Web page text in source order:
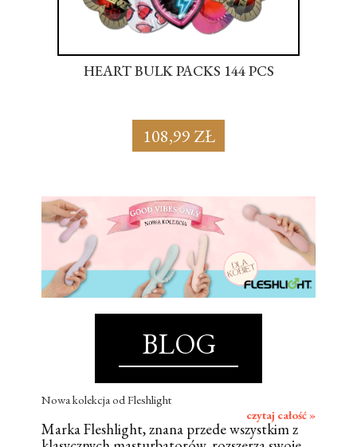
HEART BULK PACKS 144 PCS
108,99 ZŁ
BLOG
Nowa kolekcja od Fleshlight
czytaj całość »
Marka Fleshlight, znana przede wszystkim z